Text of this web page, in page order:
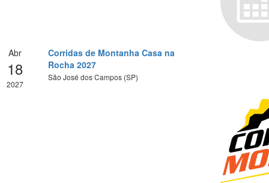
Abr
18
2027
Corridas de Montanha Casa na
Rocha 2027
São José dos Campos (SP)